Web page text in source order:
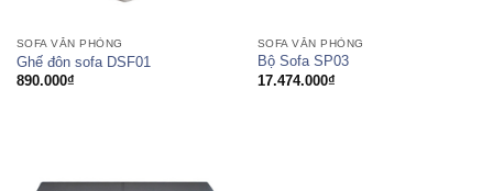
SOFA VĂN PHÒNG
Ghế đôn sofa DSF01
890.000₫
SOFA VĂN PHÒNG
Bộ Sofa SP03
17.474.000₫